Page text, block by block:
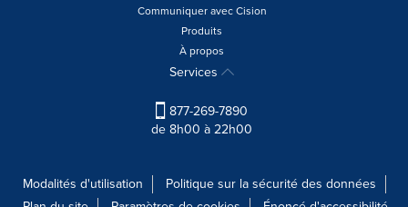
Communiquer avec Cision
Produits
À propos
Services
877-269-7890
de 8h00 à 22h00
Modalités d'utilisation
Politique sur la sécurité des données